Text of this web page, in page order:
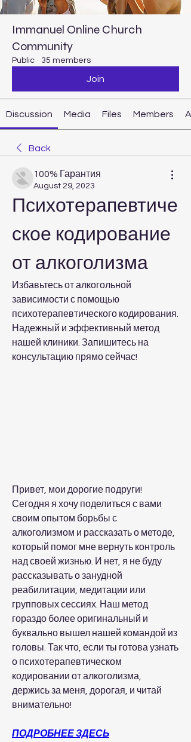
Immanuel Online Church
Community
Public · 35 members
Join
Discussion Media Files Members
Back
100% Гарантия
August 29, 2023
Психотерапевтиче
ское кодирование
от алкоголизма
Избавьтесь от алкогольной
зависимости с помощью
психотерапевтического кодирования.
Надежный и эффективный метод
нашей клиники. Запишитесь на
консультацию прямо сейчас!
Привет, мои дорогие подруги!
Сегодня я хочу поделиться с вами
своим опытом борьбы с
алкоголизмом и рассказать о методе,
который помог мне вернуть контроль
над своей жизнью. И нет, я не буду
рассказывать о занудной
реабилитации, медитации или
групповых сессиях. Наш метод
гораздо более оригинальный и
буквально вышел нашей командой из
головы. Так что, если ты готова узнать
о психотерапевтическом
кодировании от алкоголизма,
держись за меня, дорогая, и читай
внимательно!
ПОДРОБНЕЕ ЗДЕСЬ